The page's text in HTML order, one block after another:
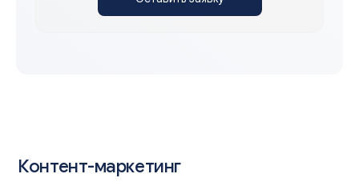
Контент-маркетинг